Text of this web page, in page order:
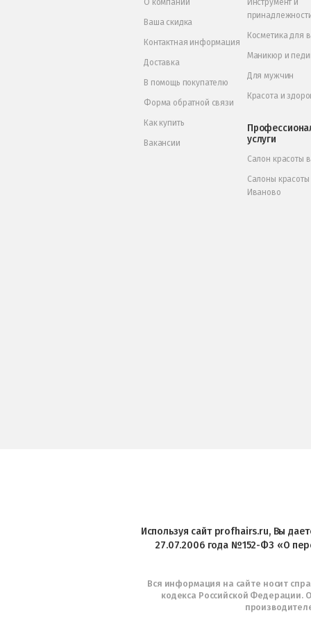
О компании
Ваша скидка
Контактная информация
Доставка
В помощь покупателю
Форма обратной связи
Как купить
Вакансии
Инструмент и
Косметика для
Маникюр и
Для мужчин
Красота и
услуги
Салон красоты
Салоны красоты
Иваново
Используя сайт profhairs.ru, Вы
27.07.2006 года №152-ФЗ «О
Вся информация на сайте носит
кодекса Российской Федерации.